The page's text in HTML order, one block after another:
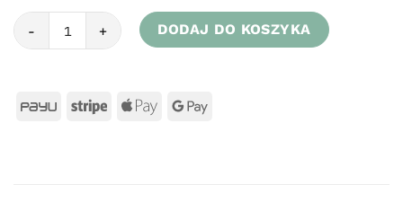
ilość Pufa Dotty Round Ø 70cm - Roolf-Living
DODAJ DO KOSZYKA